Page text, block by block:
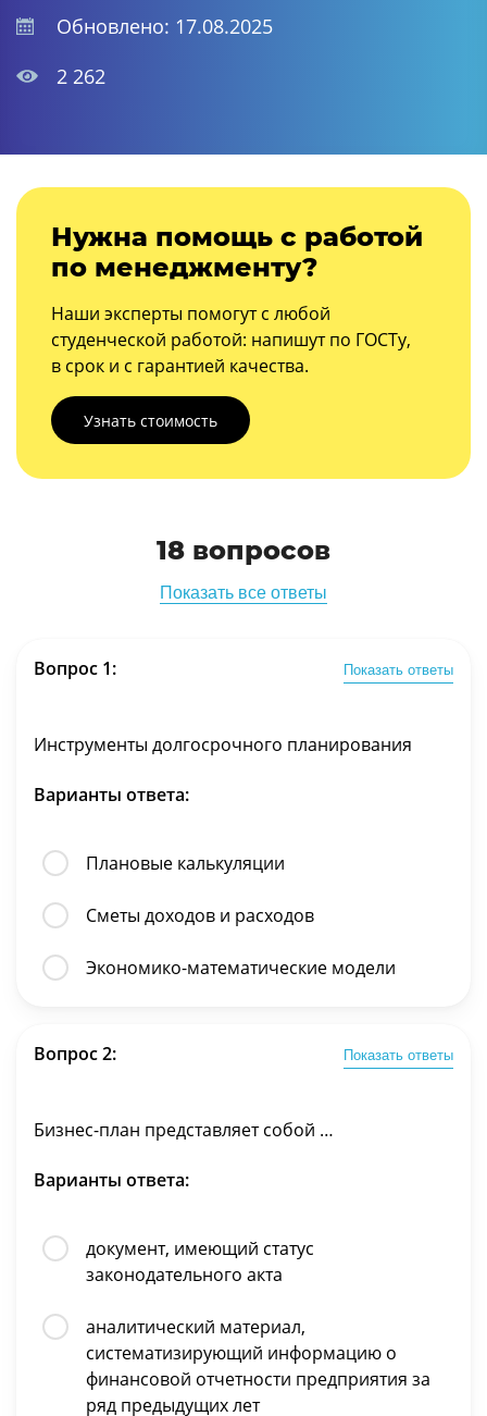
Обновлено: 17.08.2025
2 262
Нужна помощь с работой
по менеджменту?
Наши эксперты помогут с любой
студенческой работой: напишут по ГОСТу,
в срок и с гарантией качества.
Узнать стоимость
18 вопросов
Показать все ответы
Вопрос 1: Показать ответы
Инструменты долгосрочного планирования
Варианты ответа:
Плановые калькуляции
Сметы доходов и расходов
Экономико-математические модели
Вопрос 2: Показать ответы
Бизнес-план представляет собой …
Варианты ответа:
документ, имеющий статус
законодательного акта
аналитический материал,
систематизирующий информацию о
финансовой отчетности предприятия за
ряд предыдущих лет